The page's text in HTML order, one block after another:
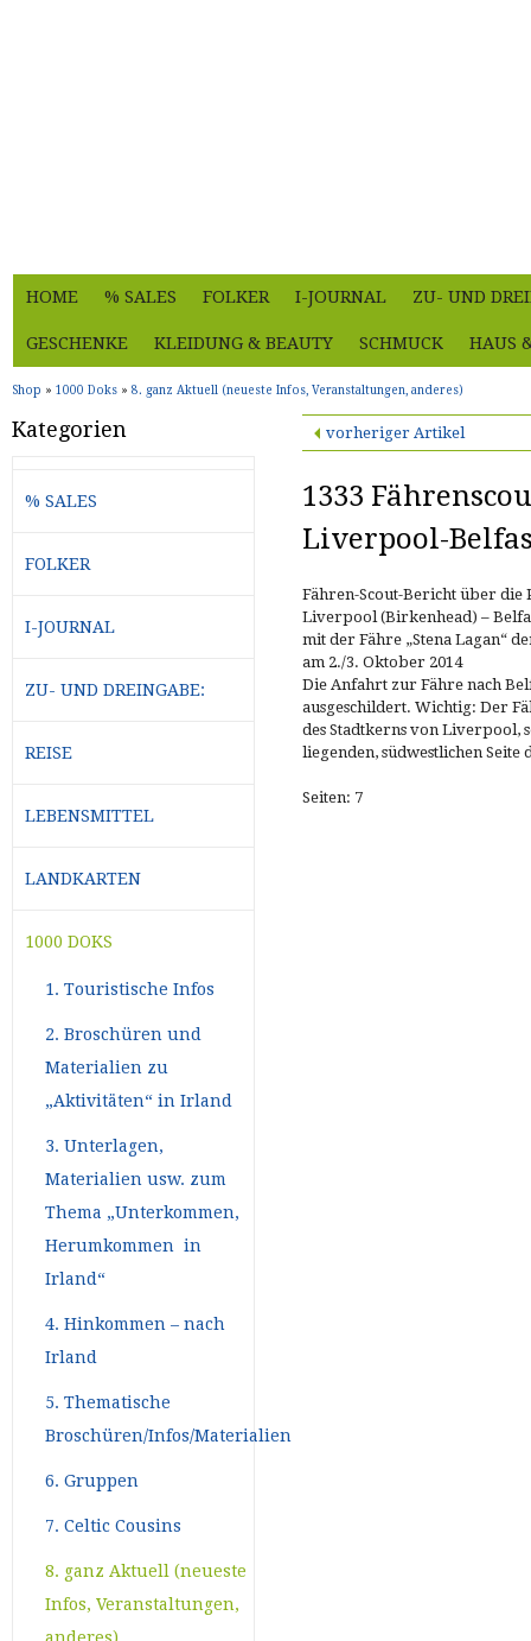
HOME % SALES FOLKER I-JOURNAL ZU- UND
GESCHENKE KLEIDUNG & BEAUTY SCHMUCK HAUS
Shop » 1000 Doks » 8. ganz Aktuell (neueste Infos, Veranstaltungen, anderes)
vorheriger Artikel
1333
Liverpool-
Fähren-Scout-Bericht über die
Liverpool (Birkenhead) –
mit der Fähre „Stena Lagan“
am 2./3. Oktober 2014
Die Anfahrt zur Fähre nach
ausgeschildert. Wichtig: Der
des Stadtkerns von Liverpool,
liegenden, südwestlichen
Seiten: 7
Kategorien
% SALES
FOLKER
I-JOURNAL
ZU- UND DREINGABE:
REISE
LEBENSMITTEL
LANDKARTEN
1000 DOKS
1. Touristische Infos
2. Broschüren und
Materialien zu
„Aktivitäten“ in Irland
3. Unterlagen,
Materialien usw. zum
Thema „Unterkommen,
Herumkommen in
Irland“
4. Hinkommen – nach
Irland
5. Thematische
Broschüren/Infos/Materialien
6. Gruppen
7. Celtic Cousins
8. ganz Aktuell (neueste
Infos, Veranstaltungen,